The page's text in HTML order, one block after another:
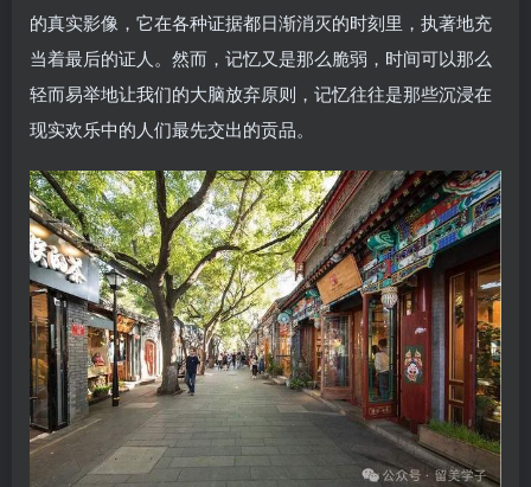
的真实影像，它在各种证据都日渐消灭的时刻里，执著地充
当着最后的证人。然而，记忆又是那么脆弱，时间可以那么
轻而易举地让我们的大脑放弃原则，记忆往往是那些沉浸在
现实欢乐中的人们最先交出的贡品。